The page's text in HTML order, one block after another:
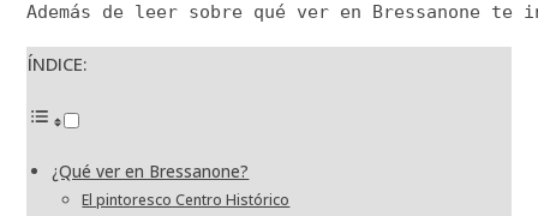
Además de leer sobre qué ver en Bressanone
ÍNDICE:
¿Qué ver en Bressanone?
El pintoresco Centro Histórico